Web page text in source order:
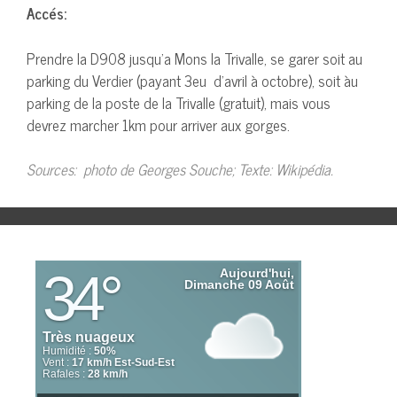
Accés:
Prendre la D908 jusqu’a Mons la Trivalle, se garer soit au
parking du Verdier (payant 3eu d’avril à octobre), soit àu
parking de la poste de la Trivalle (gratuit), mais vous
devrez marcher 1km pour arriver aux gorges.
Sources: photo de Georges Souche; Texte: Wikipédia.